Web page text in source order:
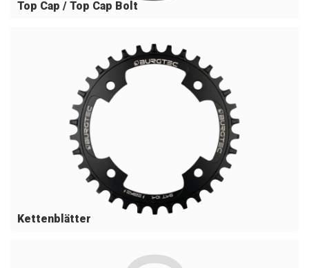
Top Cap / Top Cap Bolt
Kettenblätter